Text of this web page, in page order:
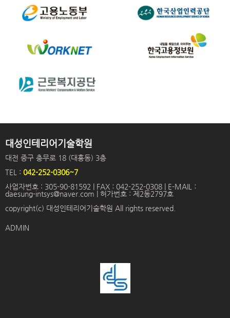
대성인테리어기술학원
대전 중구 충무로 18 (대흥동) 3층
TEL : 042-252-0306~7
사업자번호 : 305-90-81592 | FAX : 042-252-0308 | E-MAIL :
daesung-intsys@naver.com | 허가번호 : 제2동2797호
copyright(c) 대성인테리어기술학원 All rights reserved.
ADMIN